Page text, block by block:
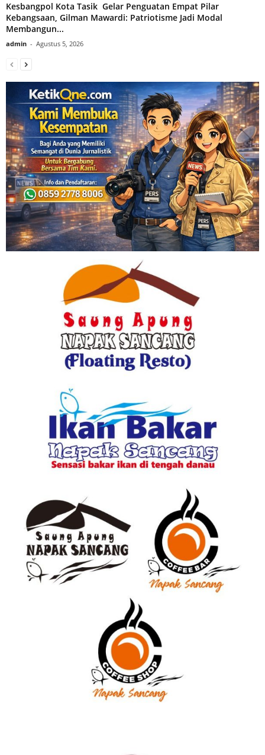
Kesbangpol Kota Tasik Gelar Penguatan Empat Pilar
Kebangsaan, Gilman Mawardi: Patriotisme Jadi Modal
Membangun...
admin - Agustus 5, 2026